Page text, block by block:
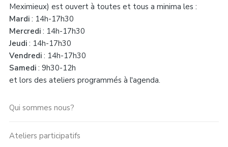
Meximieux) est ouvert à toutes et tous a minima les :
Mardi: 14h-17h30
Mercredi: 14h-17h30
Jeudi: 14h-17h30
Vendredi: 14h-17h30
Samedi: 9h30-12h
et lors des ateliers programmés à l'agenda.
Qui sommes nous?
Ateliers participatifs